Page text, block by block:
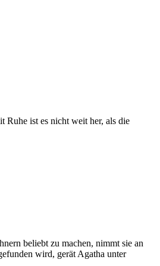
ist es nicht weit her, als die
beliebt zu machen, nimmt sie an
wird, gerät Agatha unter